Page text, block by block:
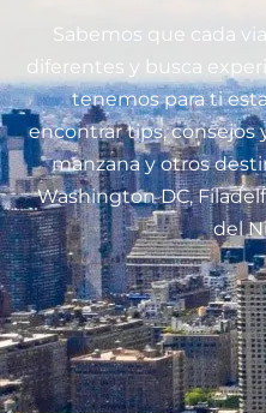
Sabemos que cada
diferentes y busca
tenemos para ti
encontrar tips, consejos
manzana y otros
Washington DC,
del